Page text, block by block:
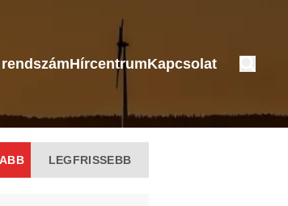
HírcentrumKapcsolat
LEGFRISSEBB